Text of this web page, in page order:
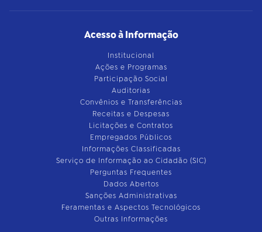
Acesso à Informação
Institucional
Ações e Programas
Participação Social
Auditorias
Convênios e Transferências
Receitas e Despesas
Licitações e Contratos
Empregados Públicos
Informações Classificadas
Serviço de Informação ao Cidadão (SIC)
Perguntas Frequentes
Dados Abertos
Sanções Administrativas
Feramentas e Aspectos Tecnológicos
Outras Informações